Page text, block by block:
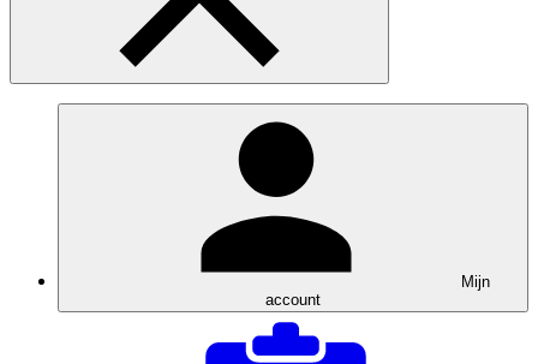
Mijn
account